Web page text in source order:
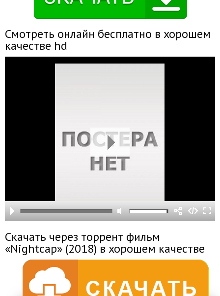
Смотреть онлайн бесплатно в хорошем
качестве hd
Скачать через торрент фильм
«Nightcap» (2018) в хорошем качестве